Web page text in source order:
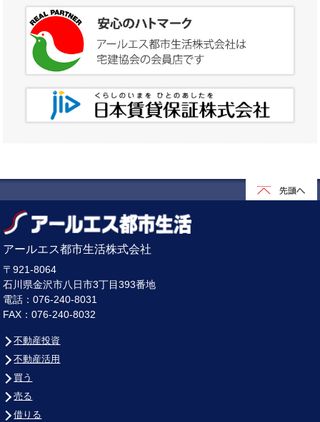
アールエス都市生活株式会社
〒921-8064
石川県金沢市八日市3丁目393番地
電話：076-240-8031
FAX：076-240-8032
不動産投資
不動産活用
買う
売る
借りる